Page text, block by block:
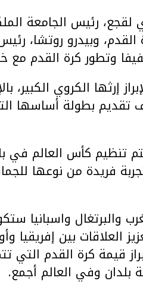
رئيس الجامعة
وبيدرو روتشا،
وتطور كرة القدم مع
إرثها الكروي الكبير،
تقديم بطولة أساسها
تنظيم كأس العالم في
فريدة من نوعها
عينه أن كأس العالم 2030 بالمغرب
بين إفريقيا
قيمة كرة القدم التي
بلدان وفي العالم أجمع.